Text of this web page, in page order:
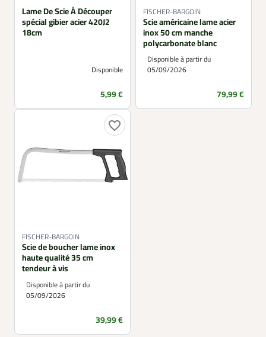
Lame De Scie À Découper
spécial gibier acier 420J2
18cm
Disponible
Prix
5,99 €
FISCHER-BARGOIN
Scie américaine lame acier
inox 50 cm manche
polycarbonate blanc
Disponible à partir du
05/09/2026
Prix
79,99 €
favorite_border
FISCHER-BARGOIN
Scie de boucher lame inox
haute qualité 35 cm
tendeur à vis
Disponible à partir du
05/09/2026
Prix
39,99 €